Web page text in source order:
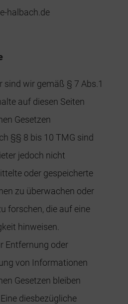
halbach.de
sind wir gemäß § 7 Abs.1
auf diesen Seiten
Gesetzen
§§ 8 bis 10 TMG sind
jedoch nicht
oder gespeicherte
zu überwachen oder
forschen, die auf eine
hinweisen.
Entfernung oder
von Informationen
Gesetzen bleiben
diesbezügliche